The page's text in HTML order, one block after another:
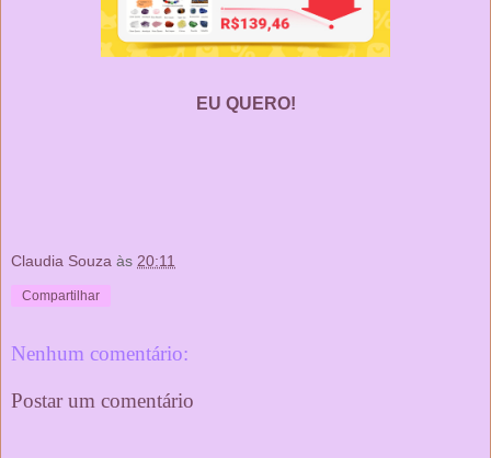
EU QUERO!
Claudia Souza às 20:11
Compartilhar
Nenhum comentário:
Postar um comentário